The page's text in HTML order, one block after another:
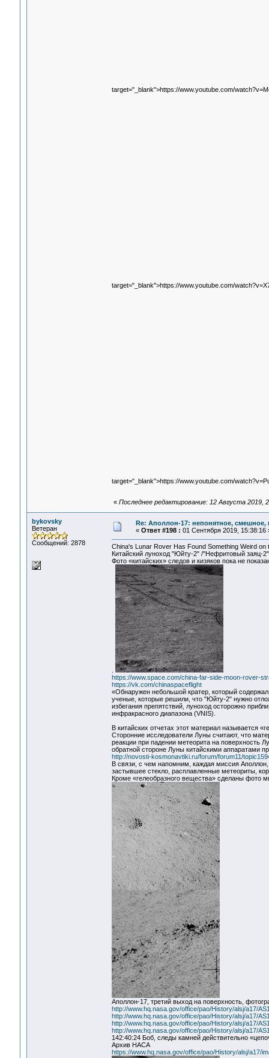
target="_blank">https://www.youtube.com/
target="_blank">https://www.youtube.com/
target="_blank">https://www.youtube.com/
« Последнее редактирование: 12 Августа 2019,
bykovsky
Ветеран
Сообщений: 2878
Re: Аполлон-17: непонятное, смешное,
« Ответ #198 : 01 Сентября 2019, 15:38:16
China's Lunar Rover Has Found Something Weird on
Китайский луноход "Юйту-2" /"Нефритовый заяц-
Фото «китайских» следов и кизяков пока не
https://www.space.com/china-far-side-moon-rover-
https://vk.com/chinaspaceflight
«Обнаружен небольшой кратер, который
ученые, которые решили, что "Юйту-2" нужно
избегания препятствий, луноход осторожно
инфракрасного диапазона (VNIS).
В китайских отчетах этот материал называется
Сторонние исследователи Луны считают, что
реакции при падении метеорита на поверхность
обратной стороне Луны китайскими аппаратами
http://novosti-kosmonavtiki.ru/forum/forum11/
В связи, с чем напомним, каждая миссия
застывшее стекло, расплавленные метеориты,
Кроме «гелеобразного вещества» сделаны фото
Аполлон-17, третий выход на поверхность,
http://www.hq.nasa.gov/office/pao/History/alsj/a17/
http://www.hq.nasa.gov/office/pao/History/alsj/a17/
http://www.hq.nasa.gov/office/pao/History/alsj/a17/
http://www.hq.nasa.gov/office/pao/History/alsj/a17/
142:40:24 Боб, следы камней действительно
Архив НАСА
https://www.hq.nasa.gov/office/pao/History/alsj/a17/